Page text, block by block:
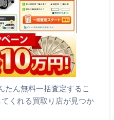
たん無料一括査定するこ
くれる買取り店が見つか